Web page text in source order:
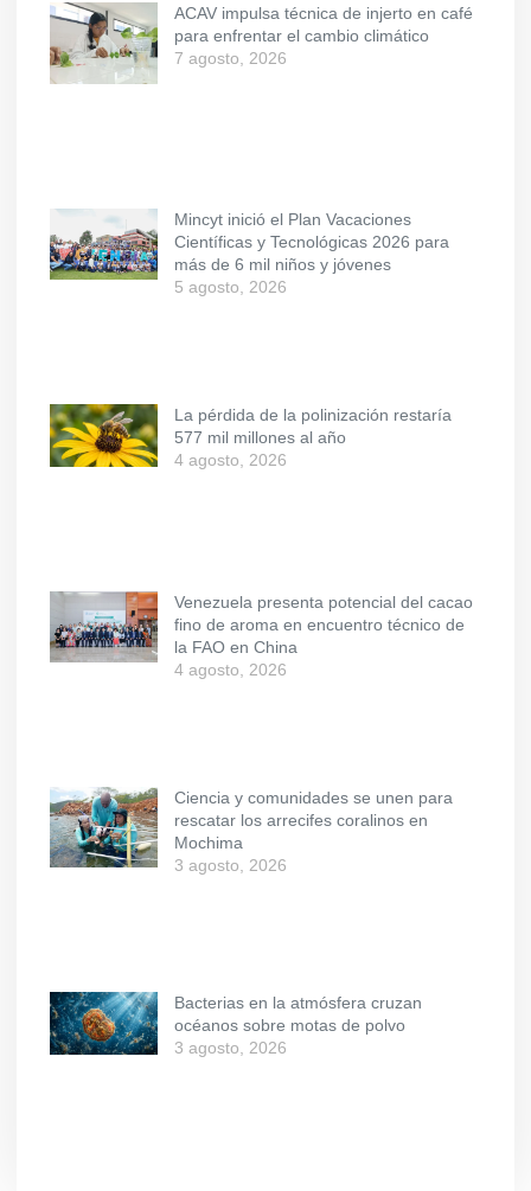
ACAV impulsa técnica de injerto en café
para enfrentar el cambio climático
7 agosto, 2026
Mincyt inició el Plan Vacaciones
Científicas y Tecnológicas 2026 para
más de 6 mil niños y jóvenes
5 agosto, 2026
La pérdida de la polinización restaría
577 mil millones al año
4 agosto, 2026
Venezuela presenta potencial del cacao
fino de aroma en encuentro técnico de
la FAO en China
4 agosto, 2026
Ciencia y comunidades se unen para
rescatar los arrecifes coralinos en
Mochima
3 agosto, 2026
Bacterias en la atmósfera cruzan
océanos sobre motas de polvo
3 agosto, 2026